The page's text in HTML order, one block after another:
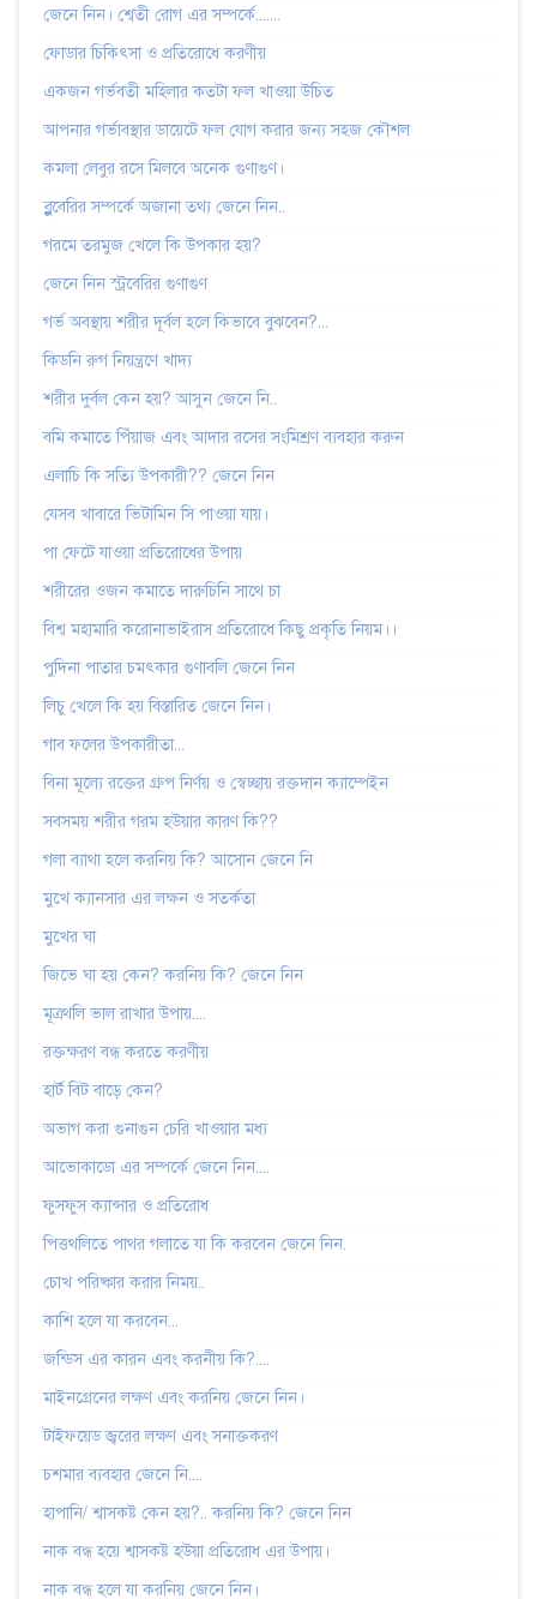
জেনে নিন। শ্বেতী রোগ এর সম্পর্কে.......
ফোডার চিকিৎসা ও প্রতিরোধে করণীয়
একজন গর্ভবতী মহিলার কতটা ফল খাওয়া উচিত
আপনার গর্ভাবস্থার ডায়েটে ফল যোগ করার জন্য সহজ কৌশল
কমলা লেবুর রসে মিলবে অনেক গুণাগুণ।
ব্লুবেরির সম্পর্কে অজানা তথ্য জেনে নিন..
গরমে তরমুজ খেলে কি উপকার হয়?
জেনে নিন স্ট্রবেরির গুণাগুণ
গর্ভ অবস্থায় শরীর দূর্বল হলে কিভাবে বুঝবেন?...
কিডনি রুগ নিয়ন্ত্রণে খাদ্য
শরীর দুর্বল কেন হয়? আসুন জেনে নি..
বমি কমাতে পিঁয়াজ এবং আদার রসের সংমিশ্রণ ব্যবহার করুন
এলাচি কি সত্যি উপকারী?? জেনে নিন
যেসব খাবারে ভিটামিন সি পাওয়া যায়।
পা ফেটে যাওয়া প্রতিরোধের উপায়
শরীরের ওজন কমাতে দারুচিনি সাথে চা
বিশ্ব মহামারি করোনাভাইরাস প্রতিরোধে কিছু প্রকৃতি নিয়ম।।
পুদিনা পাতার চমৎকার গুণাবলি জেনে নিন
লিচু খেলে কি হয় বিস্তারিত জেনে নিন।
গাব ফলের উপকারীতা...
বিনা মূল্যে রক্তের গ্রুপ নির্ণয় ও স্বেচ্ছায় রক্তদান ক্যাম্পেইন
সবসময় শরীর গরম হউয়ার কারণ কি??
গলা ব্যাথা হলে করনিয় কি? আসোন জেনে নি
মুখে ক্যানসার এর লক্ষন ও সতর্কতা
মুখের ঘা
জিভে ঘা হয় কেন? করনিয় কি? জেনে নিন
মূত্রথলি ভাল রাখার উপায়....
রক্তক্ষরণ বন্ধ করতে করণীয়
হার্ট বিট বাড়ে কেন?
অভাগ করা গুনাগুন চেরি খাওয়ার মধ্য
আভোকাডো এর সম্পর্কে জেনে নিন....
ফুসফুস ক্যান্সার ও প্রতিরোধ
পিত্তথলিতে পাথর গলাতে যা কি করবেন জেনে নিন.
চোখ পরিষ্কার করার নিময়..
কাশি হলে যা করবেন...
জন্ডিস এর কারন এবং করনীয় কি?....
মাইনগ্রেনের লক্ষণ এবং করনিয় জেনে নিন।
টাইফয়েড জ্বরের লক্ষণ এবং সনাক্তকরণ
চশমার ব্যবহার জেনে নি....
হাপানি/ শ্বাসকষ্ট কেন হয়?.. করনিয় কি? জেনে নিন
নাক বন্ধ হয়ে শ্বাসকষ্ট হউয়া প্রতিরোধ এর উপায়।
নাক বন্ধ হলে যা করনিয় জেনে নিন।